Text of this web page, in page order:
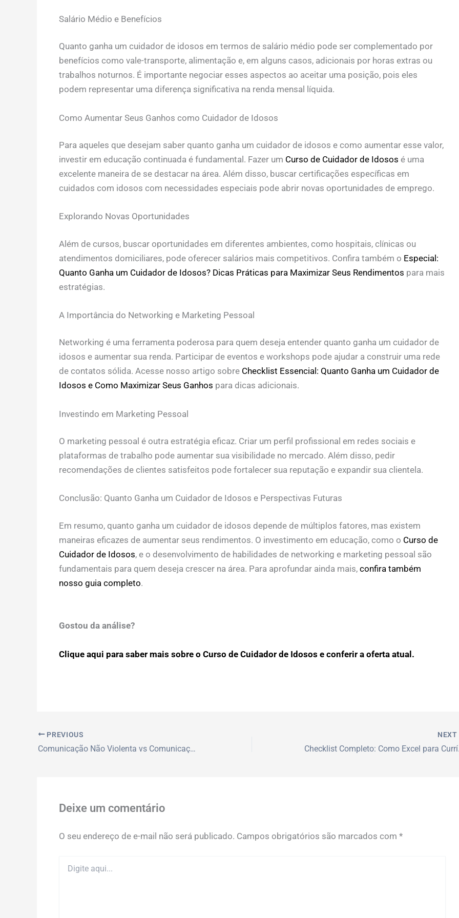
Salário Médio e Benefícios
Quanto ganha um cuidador de idosos em termos de salário médio pode ser complementado por
benefícios como vale-transporte, alimentação e, em alguns casos, adicionais por horas extras ou
trabalhos noturnos. É importante negociar esses aspectos ao aceitar uma posição, pois eles
podem representar uma diferença significativa na renda mensal líquida.
Como Aumentar Seus Ganhos como Cuidador de Idosos
Para aqueles que desejam saber quanto ganha um cuidador de idosos e como aumentar esse valor,
investir em educação continuada é fundamental. Fazer um Curso de Cuidador de Idosos é uma
excelente maneira de se destacar na área. Além disso, buscar certificações específicas em
cuidados com idosos com necessidades especiais pode abrir novas oportunidades de emprego.
Explorando Novas Oportunidades
Além de cursos, buscar oportunidades em diferentes ambientes, como hospitais, clínicas ou
atendimentos domiciliares, pode oferecer salários mais competitivos. Confira também o Especial:
Quanto Ganha um Cuidador de Idosos? Dicas Práticas para Maximizar Seus Rendimentos para mais
estratégias.
A Importância do Networking e Marketing Pessoal
Networking é uma ferramenta poderosa para quem deseja entender quanto ganha um cuidador de
idosos e aumentar sua renda. Participar de eventos e workshops pode ajudar a construir uma rede
de contatos sólida. Acesse nosso artigo sobre Checklist Essencial: Quanto Ganha um Cuidador de
Idosos e Como Maximizar Seus Ganhos para dicas adicionais.
Investindo em Marketing Pessoal
O marketing pessoal é outra estratégia eficaz. Criar um perfil profissional em redes sociais e
plataformas de trabalho pode aumentar sua visibilidade no mercado. Além disso, pedir
recomendações de clientes satisfeitos pode fortalecer sua reputação e expandir sua clientela.
Conclusão: Quanto Ganha um Cuidador de Idosos e Perspectivas Futuras
Em resumo, quanto ganha um cuidador de idosos depende de múltiplos fatores, mas existem
maneiras eficazes de aumentar seus rendimentos. O investimento em educação, como o Curso de
Cuidador de Idosos, e o desenvolvimento de habilidades de networking e marketing pessoal são
fundamentais para quem deseja crescer na área. Para aprofundar ainda mais, confira também
nosso guia completo.
Gostou da análise?
Clique aqui para saber mais sobre o Curso de Cuidador de Idosos e conferir a oferta atual.
PREVIOUS
Comunicação Não Violenta vs Comunicação Tradicional: Qual Escolher?
NEXT
Deixe um comentário
O seu endereço de e-mail não será publicado. Campos obrigatórios são marcados com *
aqui...